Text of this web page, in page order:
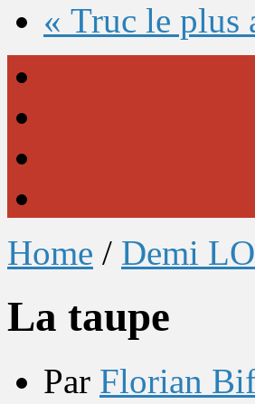
« Truc le plus
Home / Demi
La taupe
Par Florian